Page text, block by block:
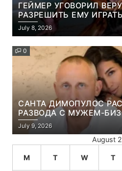
ГЕЙМЕР УГОВОРИЛ
РАЗРЕШИТЬ ЕМУ
ЧТО ЭТО
УБИЙСТВО ДЕМОНОВ
July 8, 2026
0
САНТА ДИМОПУЛОС
РАЗВОДА С МУЖЕМ-
July 9, 2026
August
M T W T